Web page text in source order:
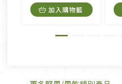
內衣褲、襪子、口罩個人衛
外,依據《通訊交易解除權合
加入購物籃